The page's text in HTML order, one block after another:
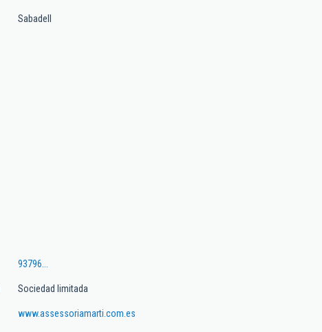
Sabadell
93796...
Sociedad limitada
www.assessoriamarti.com.es